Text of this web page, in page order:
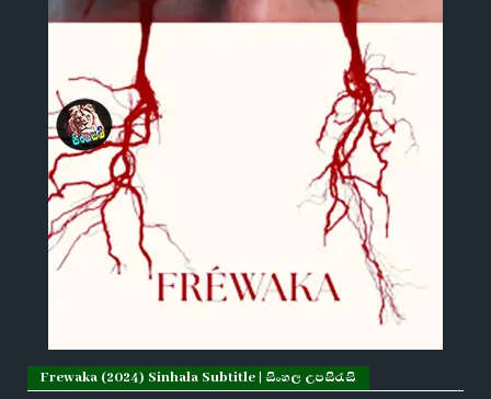
Frewaka (2024) Sinhala Subtitle | සිංහල උපසිරැසි